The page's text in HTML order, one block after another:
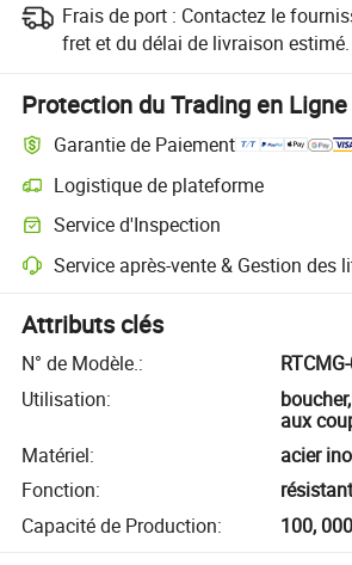
Frais de port : Contactez le
fret et du délai de livraison estimé.
Protection du Trading en Ligne
Garantie de Paiement
Logistique de plateforme
Service d'Inspection
Service après-vente & Gestion des
Attributs clés
N° de Modèle.:
Utilisation:
aux
Matériel:
acier
Fonction:
Capacité de Production: 100, 000